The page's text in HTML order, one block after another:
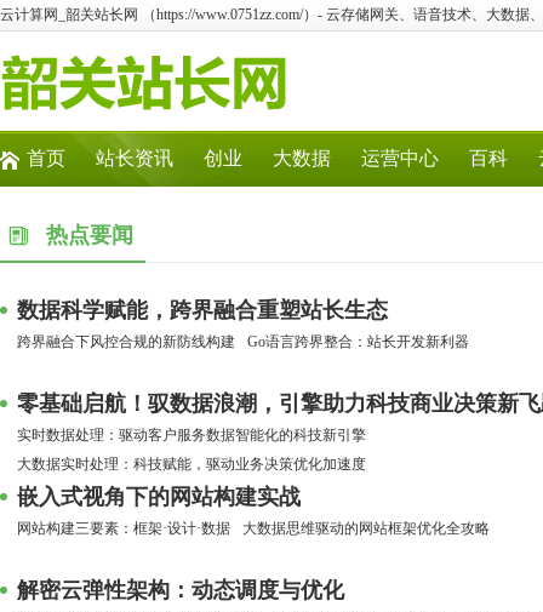
云计算网_韶关站长网 （https://www.0751zz.com/）- 云存储网关、语音技术、大数据
首页 站长资讯 创业 大数据 运营中心 百科
热点要闻
数据科学赋能，跨界融合重塑站长生态
跨界融合下风控合规的新防线构建 Go语言跨界整合：站长开发新利器
零基础启航！驭数据浪潮，引擎助力科技商业决策新
实时数据处理：驱动客户服务数据智能化的科技新引擎
大数据实时处理：科技赋能，驱动业务决策优化加速度
嵌入式视角下的网站构建实战
网站构建三要素：框架·设计·数据 大数据思维驱动的网站框架优化全攻略
解密云弹性架构：动态调度与优化